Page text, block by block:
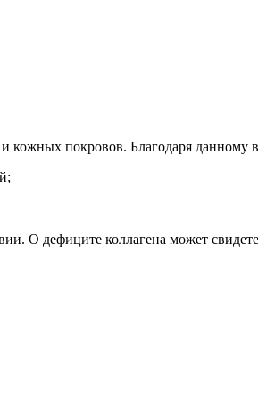
кожных покровов. Благодаря данному
О дефиците коллагена может